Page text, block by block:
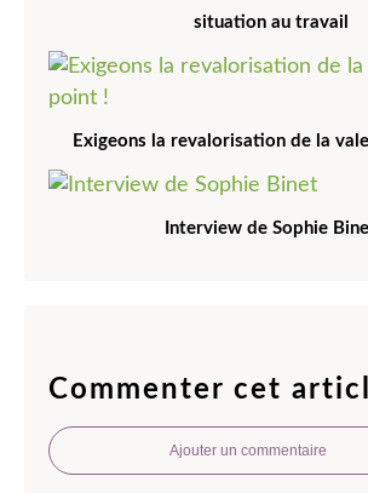
situation au travail
Exigeons la revalorisation de la
Interview de Sophie
Commenter cet
Ajouter un commentaire